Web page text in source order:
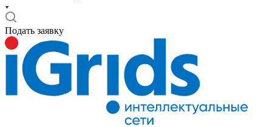
Подать заявку